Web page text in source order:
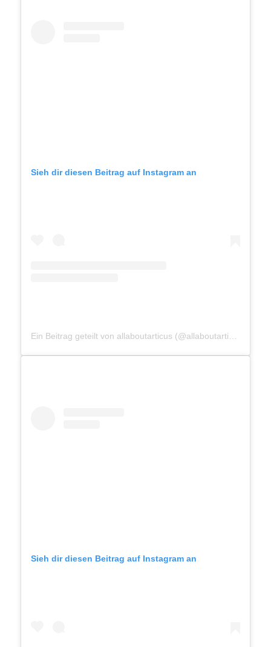
Sieh dir diesen Beitrag auf Instagram an
Ein Beitrag geteilt von allaboutarticus (@allaboutarticus)
Sieh dir diesen Beitrag auf Instagram an